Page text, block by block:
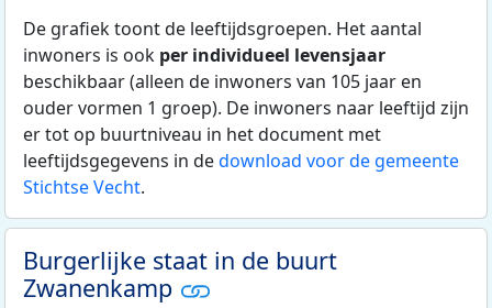
De grafiek toont de leeftijdsgroepen. Het aantal
inwoners is ook per individueel levensjaar
beschikbaar (alleen de inwoners van 105 jaar en
ouder vormen 1 groep). De inwoners naar leeftijd zijn
er tot op buurtniveau in het document met
leeftijdsgegevens in dedownload voor de gemeente
Stichtse Vecht.
Burgerlijke staat in de buurt
Zwanenkamp